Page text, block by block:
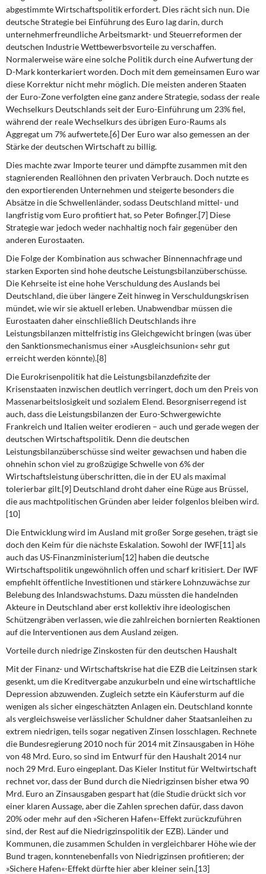
abgestimmte Wirtschaftspolitik erfordert. Dies rächt sich nun. Die
deutsche Strategie bei Einführung des Euro lag darin, durch
unternehmerfreundliche Arbeitsmarkt- und Steuerreformen der
deutschen Industrie Wettbewerbsvorteile zu verschaffen.
Normalerweise wäre eine solche Politik durch eine Aufwertung der
D-Mark konterkariert worden. Doch mit dem gemeinsamen Euro war
diese Korrektur nicht mehr möglich. Die meisten anderen Staaten
der Euro-Zone verfolgten eine ganz andere Strategie, sodass der reale
Wechselkurs Deutschlands seit der Euro-Einführung um 23% fiel,
während der reale Wechselkurs des übrigen Euro-Raums als
Aggregat um 7% aufwertete.[6] Der Euro war also gemessen an der
Stärke der deutschen Wirtschaft zu billig.
Dies machte zwar Importe teurer und dämpfte zusammen mit den
stagnierenden Reallöhnen den privaten Verbrauch. Doch nutzte es
den exportierenden Unternehmen und steigerte besonders die
Absätze in die Schwellenländer, sodass Deutschland mittel- und
langfristig vom Euro profitiert hat, so Peter Bofinger.[7] Diese
Strategie war jedoch weder nachhaltig noch fair gegenüber den
anderen Eurostaaten.
Die Folge der Kombination aus schwacher Binnennachfrage und
starken Exporten sind hohe deutsche Leistungsbilanzüberschüsse.
Die Kehrseite ist eine hohe Verschuldung des Auslands bei
Deutschland, die über längere Zeit hinweg in Verschuldungskrisen
mündet, wie wir sie aktuell erleben. Unabwendbar müssen die
Eurostaaten daher einschließlich Deutschlands ihre
Leistungsbilanzen mittelfristig ins Gleichgewicht bringen (was über
den Sanktionsmechanismus einer »Ausgleichsunion« sehr gut
erreicht werden könnte).[8]
Die Eurokrisenpolitik hat die Leistungsbilanzdefizite der
Krisenstaaten inzwischen deutlich verringert, doch um den Preis von
Massenarbeitslosigkeit und sozialem Elend. Besorgniserregend ist
auch, dass die Leistungsbilanzen der Euro-Schwergewichte
Frankreich und Italien weiter erodieren – auch und gerade wegen der
deutschen Wirtschaftspolitik. Denn die deutschen
Leistungsbilanzüberschüsse sind weiter gewachsen und haben die
ohnehin schon viel zu großzügige Schwelle von 6% der
Wirtschaftsleistung überschritten, die in der EU als maximal
tolerierbar gilt.[9] Deutschland droht daher eine Rüge aus Brüssel,
die aus machtpolitischen Gründen aber leider folgenlos bleiben wird.
[10]
Die Entwicklung wird im Ausland mit großer Sorge gesehen, trägt sie
doch den Keim für die nächste Eskalation. Sowohl der IWF[11] als
auch das US-Finanzministerium[12] haben die deutsche
Wirtschaftspolitik ungewöhnlich offen und scharf kritisiert. Der IWF
empfiehlt öffentliche Investitionen und stärkere Lohnzuwächse zur
Belebung des Inlandswachstums. Dazu müssten die handelnden
Akteure in Deutschland aber erst kollektiv ihre ideologischen
Schützengräben verlassen, wie die zahlreichen bornierten Reaktionen
auf die Interventionen aus dem Ausland zeigen.
Vorteile durch niedrige Zinskosten für den deutschen Haushalt
Mit der Finanz- und Wirtschaftskrise hat die EZB die Leitzinsen stark
gesenkt, um die Kreditvergabe anzukurbeln und eine wirtschaftliche
Depression abzuwenden. Zugleich setzte ein Käufersturm auf die
wenigen als sicher eingeschätzten Anlagen ein. Deutschland konnte
als vergleichsweise verlässlicher Schuldner daher Staatsanleihen zu
extrem niedrigen, teils sogar negativen Zinsen losschlagen. Rechnete
die Bundesregierung 2010 noch für 2014 mit Zinsausgaben in Höhe
von 48 Mrd. Euro, so sind im Entwurf für den Haushalt 2014 nur
noch 29 Mrd. Euro eingeplant. Das Kieler Institut für Weltwirtschaft
rechnet vor, dass der Bund durch die Niedrigzinsen bisher etwa 90
Mrd. Euro an Zinsausgaben gespart hat (die Studie drückt sich vor
einer klaren Aussage, aber die Zahlen sprechen dafür, dass davon
20% oder mehr auf den »Sicheren Hafen«-Effekt zurückzuführen
sind, der Rest auf die Niedrigzinspolitik der EZB). Länder und
Kommunen, die zusammen Schulden in vergleichbarer Höhe wie der
Bund tragen, konntenebenfalls von Niedrigzinsen profitieren; der
»Sichere Hafen«-Effekt dürfte hier aber kleiner sein.[13]